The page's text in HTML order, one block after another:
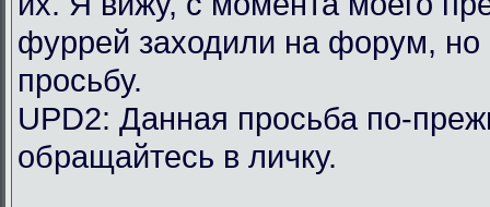
фуррей заходили на форум, но
просьбу.
UPD2: Данная просьба по-
обращайтесь в личку.